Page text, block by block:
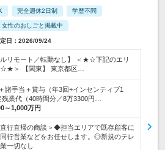
完全週休2日制 学歴不問
女性のおしごと掲載中
日：2026/09/24
ルリモート／転勤なし】 ＜★☆下記のエリ
☆★＞ 【関東】 東京都区…
諸手当＋賞与（年3回+インセンティブ1
業代（40時間分／8万3300円…
～1,000万円
行直帰の商談＞◆担当エリアで既存顧客に
行営業などをお任せします。◎新規のテレ
一切なし